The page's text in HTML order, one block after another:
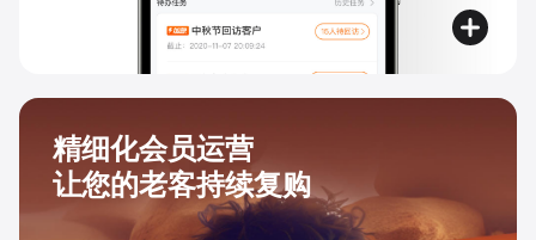
精细化会员运营
让您的老客持续复购